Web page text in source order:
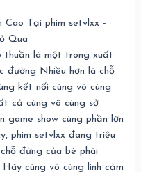
thuần là một trong xuất
đường Nhiều hơn là chỗ
kết nối cùng vô cùng
cả cùng vô cùng sở
game show cùng phần lớn
phim setvlxx đang triệu
đứng của bè phái
cùng vô cùng linh cảm